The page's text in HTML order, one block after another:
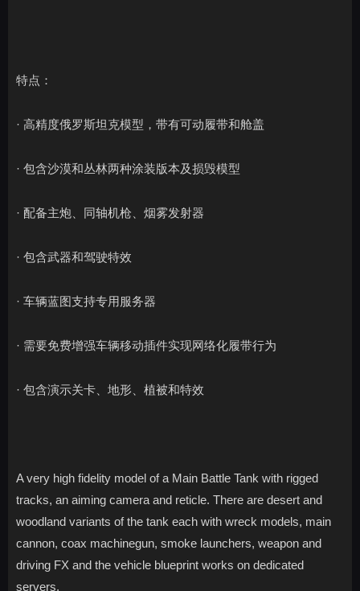
特点：
· 高精度俄罗斯坦克模型，带有可动履带和舱盖
· 包含沙漠和丛林两种涂装版本及损毁模型
· 配备主炮、同轴机枪、烟雾发射器
· 包含武器和驾驶特效
· 车辆蓝图支持专用服务器
· 需要免费增强车辆移动插件实现网络化履带行为
· 包含演示关卡、地形、植被和特效
A very high fidelity model of a Main Battle Tank with rigged
tracks, an aiming camera and reticle. There are desert and
woodland variants of the tank each with wreck models, main
cannon, coax machinegun, smoke launchers, weapon and
driving FX and the vehicle blueprint works on dedicated
servers.